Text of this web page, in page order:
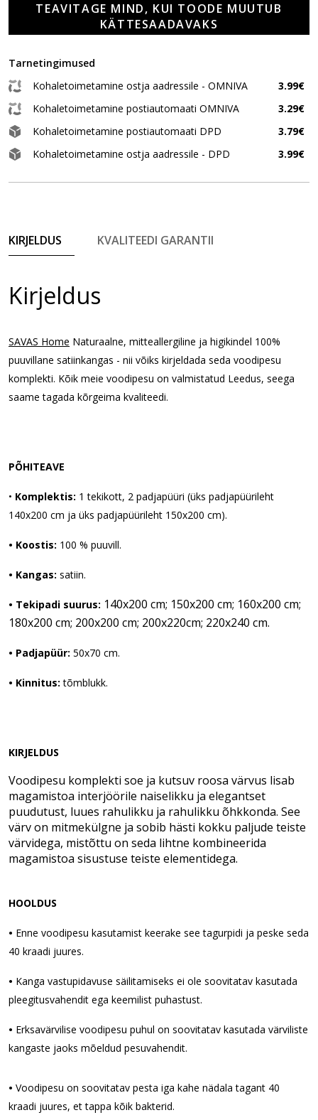
TEAVITAGE MIND, KUI TOODE MUUTUB
KÄTTESAADAVAKS
Tarnetingimused
Kohaletoimetamine ostja aadressile - OMNIVA
3.99€
Kohaletoimetamine postiautomaati OMNIVA
3.29€
Kohaletoimetamine postiautomaati DPD
3.79€
Kohaletoimetamine ostja aadressile - DPD
3.99€
KIRJELDUS KVALITEEDI GARANTII
Kirjeldus
SAVAS Home Naturaalne, mitteallergiline ja higikindel 100%
puuvillane satiinkangas - nii võiks kirjeldada seda voodipesu
komplekti. Kõik meie voodipesu on valmistatud Leedus, seega
saame tagada kõrgeima kvaliteedi.
PÕHITEAVE
• Komplektis: 1 tekikott, 2 padjapüüri (üks padjapüürileht
140x200 cm ja üks padjapüürileht 150x200 cm).
• Koostis: 100 % puuvill.
• Kangas: satiin.
• Tekipadi suurus: 140x200 cm; 150x200 cm; 160x200 cm;
180x200 cm; 200x200 cm; 200x220cm; 220x240 cm.
• Padjapüür: 50x70 cm.
• Kinnitus: tõmblukk.
KIRJELDUS
Voodipesu komplekti soe ja kutsuv roosa värvus lisab
magamistoa interjöörile naiselikku ja elegantset
puudutust, luues rahulikku ja rahulikku õhkkonda. See
värv on mitmekülgne ja sobib hästi kokku paljude teiste
värvidega, mistõttu on seda lihtne kombineerida
magamistoa sisustuse teiste elementidega.
HOOLDUS
• Enne voodipesu kasutamist keerake see tagurpidi ja peske seda
40 kraadi juures.
• Kanga vastupidavuse säilitamiseks ei ole soovitatav kasutada
pleegitusvahendit ega keemilist puhastust.
• Erksavärvilise voodipesu puhul on soovitatav kasutada värviliste
kangaste jaoks mõeldud pesuvahendit.
• Voodipesu on soovitatav pesta iga kahe nädala tagant 40
kraadi juures, et tappa kõik bakterid.